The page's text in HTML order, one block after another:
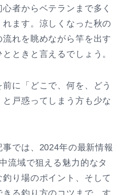
者からベテランまで多く
ます。涼しくなった秋の
れを眺めながら竿を出す
ときと言えるでしょう。
に「どこで、何を、どう
戸惑ってしまう方も少な
では、2024年の最新情報
流域で狙える魅力的なタ
り場のポイント、そして